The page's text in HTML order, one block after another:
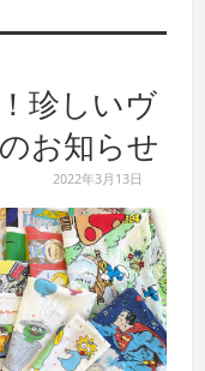
珍しいヴ
お知らせ
2022年3月13日